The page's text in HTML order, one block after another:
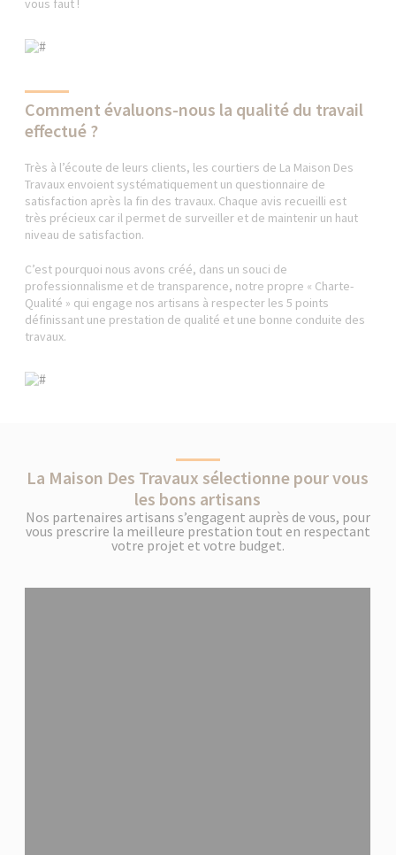
vous faut !
Comment évaluons-nous la qualité du travail
effectué ?
Très à l’écoute de leurs clients, les courtiers de La Maison Des
Travaux envoient systématiquement un questionnaire de
satisfaction après la fin des travaux. Chaque avis recueilli est
très précieux car il permet de surveiller et de maintenir un haut
niveau de satisfaction.
C’est pourquoi nous avons créé, dans un souci de
professionnalisme et de transparence, notre propre « Charte-
Qualité » qui engage nos artisans à respecter les 5 points
définissant une prestation de qualité et une bonne conduite des
travaux.
La Maison Des Travaux sélectionne pour vous
les bons artisans
Nos partenaires artisans s’engagent auprès de vous, pour
vous prescrire la meilleure prestation tout en respectant
votre projet et votre budget.